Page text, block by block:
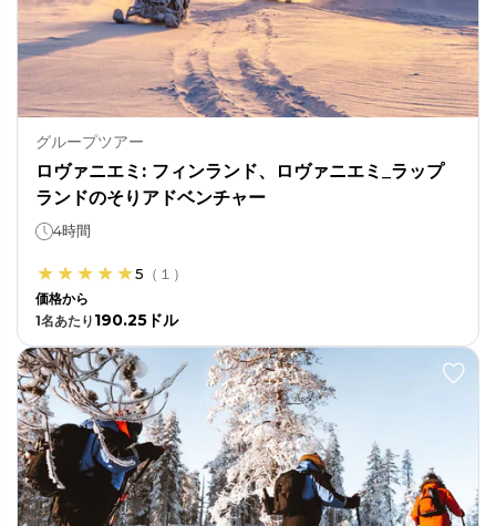
グループツアー
ロヴァニエミ: フィンランド、ロヴァニエミ_ラップ
ランドのそりアドベンチャー
4時間
5 （ １ ）
価格から
1名あたり 190.25ドル